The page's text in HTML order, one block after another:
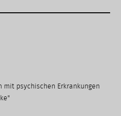
mit psychischen Erkrankungen